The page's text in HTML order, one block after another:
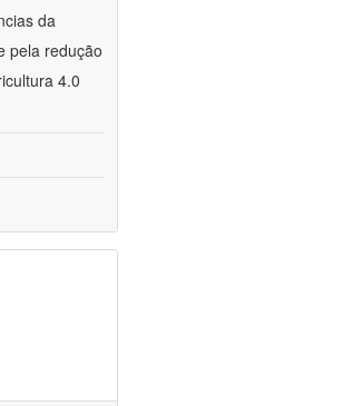
da
pela redução
4.0